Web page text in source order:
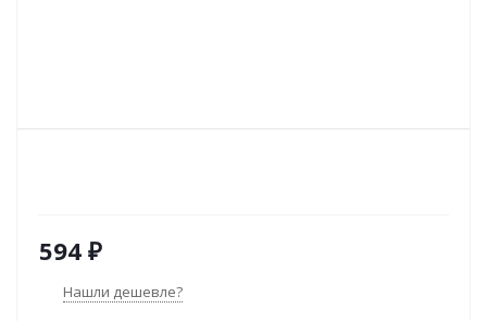
594 ₽
Нашли дешевле?